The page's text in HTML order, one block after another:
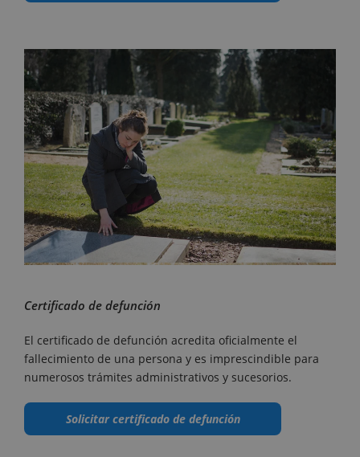
Certificado de defunción
El certificado de defunción acredita oficialmente el
fallecimiento de una persona y es imprescindible para
numerosos trámites administrativos y sucesorios.
Solicitar certificado de defunción